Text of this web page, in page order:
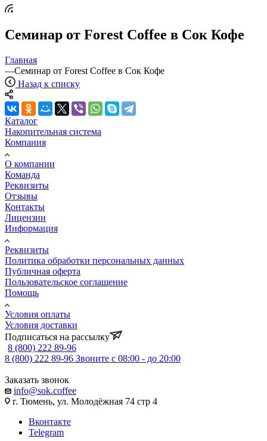
Семинар от Forest Coffee в Сок Кофе
Главная
—Семинар от Forest Coffee в Сок Кофе
Назад к списку
Каталог
Накопительная система
Компания
О компании
Команда
Реквизиты
Отзывы
Контакты
Лицензии
Информация
Реквизиты
Политика обработки персональных данных
Публичная оферта
Пользовательское соглашение
Помощь
Условия оплаты
Условия доставки
Подписаться на рассылку
8 (800) 222 89-96
8 (800) 222 89-96 Звоните с 08:00 - до 20:00
Заказать звонок
info@sok.coffee
г. Тюмень, ул. Молодёжная 74 стр 4
Вконтакте
Telegram